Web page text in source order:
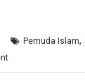
Pemuda Islam,